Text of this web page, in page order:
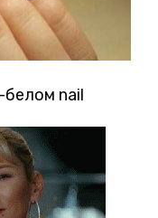
белом nail